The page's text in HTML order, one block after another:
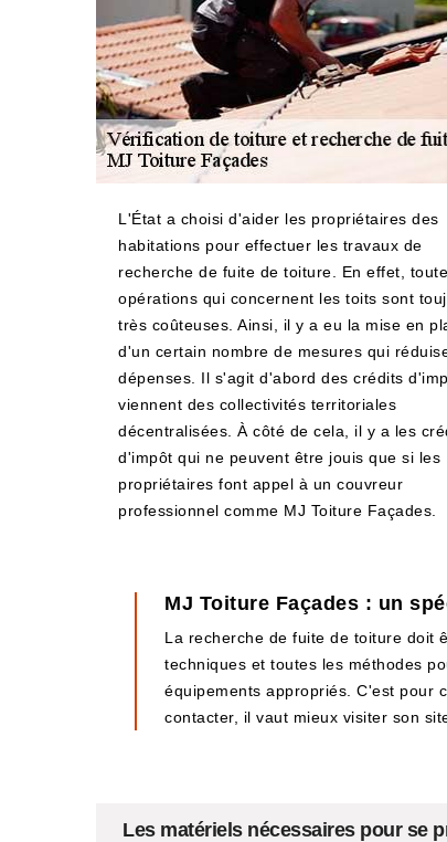
L'État a choisi d'aider les propriétaires des
habitations pour effectuer les travaux de
recherche de fuite de toiture. En effet,
opérations qui concernent les toits sont
très coûteuses. Ainsi, il y a eu la mise en
d'un certain nombre de mesures qui
dépenses. Il s'agit d'abord des crédits
viennent des collectivités territoriales
décentralisées. À côté de cela, il y a les
d'impôt qui ne peuvent être jouis que si les
propriétaires font appel à un couvreur
professionnel comme MJ Toiture Façades.
MJ Toiture Façades : un
La recherche de fuite de toiture doit
techniques et toutes les méthodes
équipements appropriés. C'est pour
contacter, il vaut mieux visiter son
Les matériels nécessaires pour se